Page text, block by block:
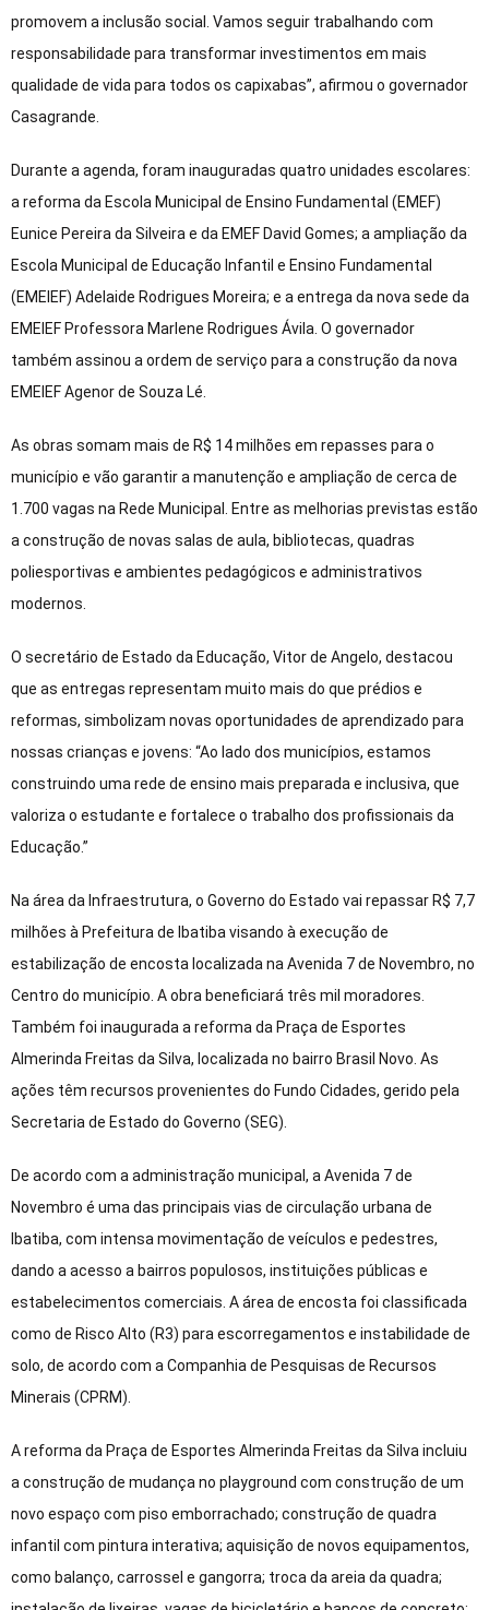
promovem a inclusão social. Vamos seguir trabalhando com
responsabilidade para transformar investimentos em mais
qualidade de vida para todos os capixabas”, afirmou o governador
Casagrande.
Durante a agenda, foram inauguradas quatro unidades escolares:
a reforma da Escola Municipal de Ensino Fundamental (EMEF)
Eunice Pereira da Silveira e da EMEF David Gomes; a ampliação da
Escola Municipal de Educação Infantil e Ensino Fundamental
(EMEIEF) Adelaide Rodrigues Moreira; e a entrega da nova sede da
EMEIEF Professora Marlene Rodrigues Ávila. O governador
também assinou a ordem de serviço para a construção da nova
EMEIEF Agenor de Souza Lé.
As obras somam mais de R$ 14 milhões em repasses para o
município e vão garantir a manutenção e ampliação de cerca de
1.700 vagas na Rede Municipal. Entre as melhorias previstas estão
a construção de novas salas de aula, bibliotecas, quadras
poliesportivas e ambientes pedagógicos e administrativos
modernos.
O secretário de Estado da Educação, Vitor de Angelo, destacou
que as entregas representam muito mais do que prédios e
reformas, simbolizam novas oportunidades de aprendizado para
nossas crianças e jovens: “Ao lado dos municípios, estamos
construindo uma rede de ensino mais preparada e inclusiva, que
valoriza o estudante e fortalece o trabalho dos profissionais da
Educação.”
Na área da Infraestrutura, o Governo do Estado vai repassar R$ 7,7
milhões à Prefeitura de Ibatiba visando à execução de
estabilização de encosta localizada na Avenida 7 de Novembro, no
Centro do município. A obra beneficiará três mil moradores.
Também foi inaugurada a reforma da Praça de Esportes
Almerinda Freitas da Silva, localizada no bairro Brasil Novo. As
ações têm recursos provenientes do Fundo Cidades, gerido pela
Secretaria de Estado do Governo (SEG).
De acordo com a administração municipal, a Avenida 7 de
Novembro é uma das principais vias de circulação urbana de
Ibatiba, com intensa movimentação de veículos e pedestres,
dando a acesso a bairros populosos, instituições públicas e
estabelecimentos comerciais. A área de encosta foi classificada
como de Risco Alto (R3) para escorregamentos e instabilidade de
solo, de acordo com a Companhia de Pesquisas de Recursos
Minerais (CPRM).
A reforma da Praça de Esportes Almerinda Freitas da Silva incluiu
a construção de mudança no playground com construção de um
novo espaço com piso emborrachado; construção de quadra
infantil com pintura interativa; aquisição de novos equipamentos,
como balanço, carrossel e gangorra; troca da areia da quadra;